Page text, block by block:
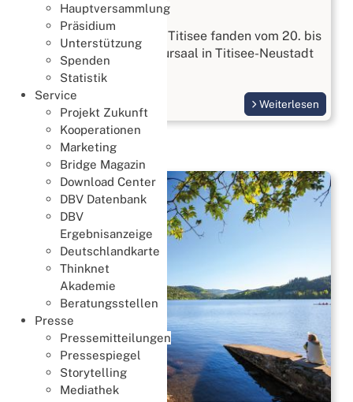
Hauptversammlung
Präsidium
Unterstützung
Spenden
Statistik
Service
Projekt Zukunft
Kooperationen
Marketing
Bridge Magazin
Download Center
DBV Datenbank
DBV
Ergebnisanzeige
Deutschlandkarte
Thinknet
Akademie
Beratungsstellen
Presse
Pressemitteilungen
Pressespiegel
Storytelling
Mediathek
Bridge Tage
Die DBV Bridge Tage in Titisee fanden vom 20. bis
22. Oktober 2023 im Kursaal in Titisee-Neustadt
Weiterlesen